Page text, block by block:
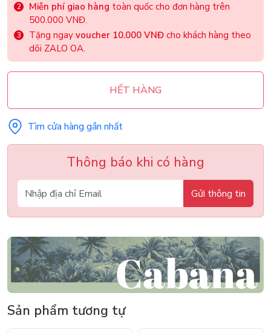
Miễn phí giao hàng toàn quốc cho đơn hàng trên
500.000 VNĐ.
Tặng ngay voucher 10.000 VNĐ cho khách hàng theo
dõi ZALO OA.
HẾT HÀNG
Tìm cửa hàng gần nhất
Thông báo khi có hàng
Gửi thông tin
Sản phẩm tương tự